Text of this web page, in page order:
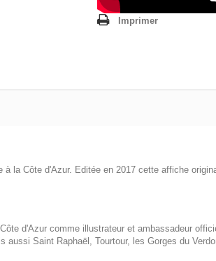
Imprimer
la Côte d'Azur. Editée en 2017 cette affiche
d'Azur comme illustrateur et ambassadeur
aussi Saint Raphaël, Tourtour, les Gorges du